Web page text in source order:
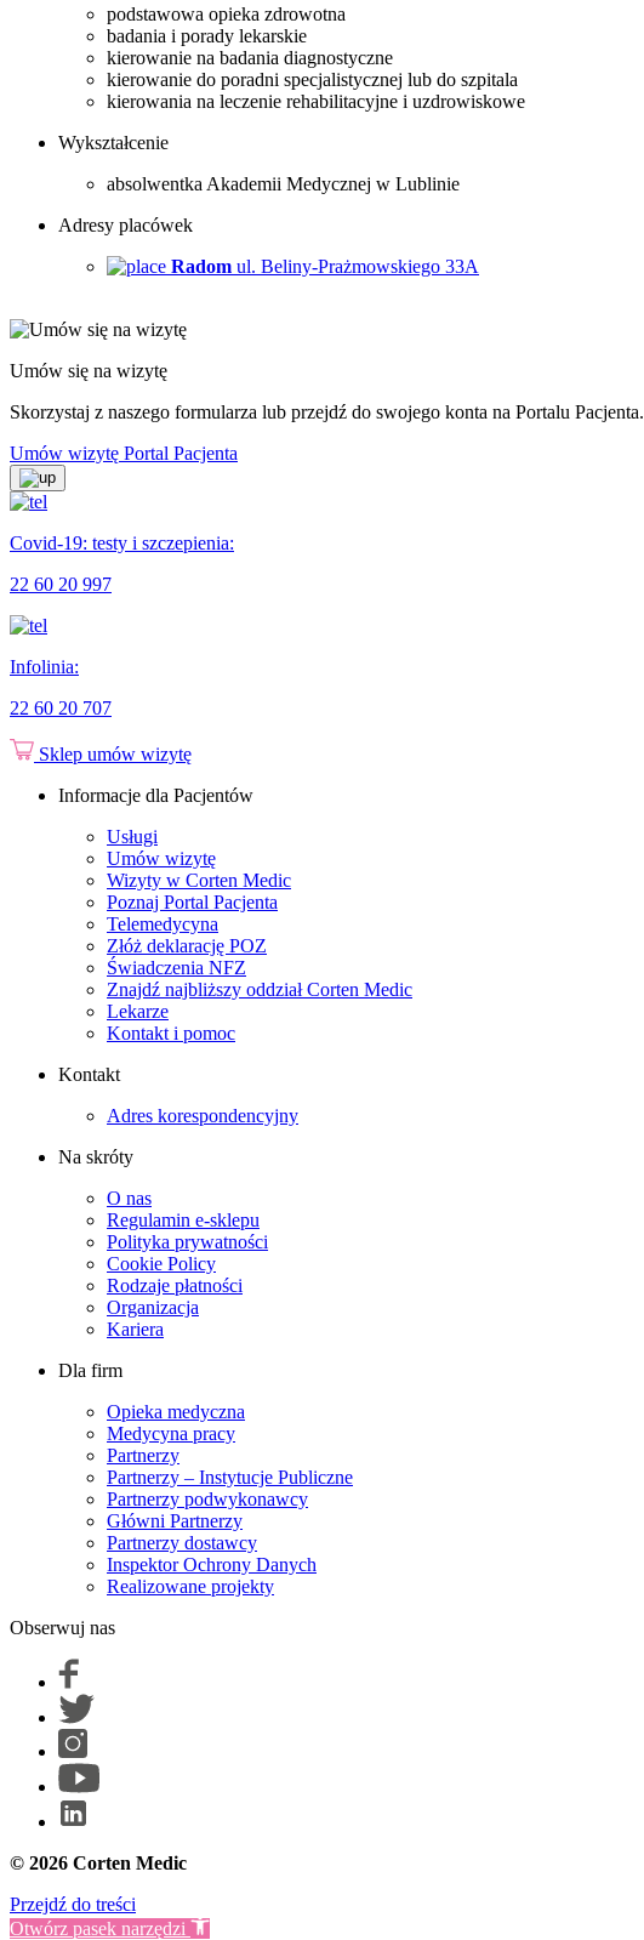
podstawowa opieka zdrowotna
badania i porady lekarskie
kierowanie na badania diagnostyczne
kierowanie do poradni specjalistycznej lub do szpitala
kierowania na leczenie rehabilitacyjne i uzdrowiskowe
Wykształcenie
absolwentka Akademii Medycznej w Lublinie
Adresy placówek
Radom ul. Beliny-Prażmowskiego 33A
Umów się na wizytę
Skorzystaj z naszego formularza lub przejdź do swojego konta na Portalu Pacjenta.
Umów wizytę Portal Pacjenta
Covid-19: testy i szczepienia:
22 60 20 997
Infolinia:
22 60 20 707
Sklep umów wizytę
Informacje dla Pacjentów
Usługi
Umów wizytę
Wizyty w Corten Medic
Poznaj Portal Pacjenta
Telemedycyna
Złóż deklarację POZ
Świadczenia NFZ
Znajdź najbliższy oddział Corten Medic
Lekarze
Kontakt i pomoc
Kontakt
Adres korespondencyjny
Na skróty
O nas
Regulamin e-sklepu
Polityka prywatności
Cookie Policy
Rodzaje płatności
Organizacja
Kariera
Dla firm
Opieka medyczna
Medycyna pracy
Partnerzy
Partnerzy – Instytucje Publiczne
Partnerzy podwykonawcy
Główni Partnerzy
Partnerzy dostawcy
Inspektor Ochrony Danych
Realizowane projekty
Obserwuj nas
© 2026 Corten Medic
Przejdź do treści
Otwórz pasek narzędzi